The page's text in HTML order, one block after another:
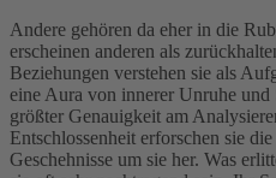
Andere gehören da eher in die
erscheinen anderen als
Beziehungen verstehen sie als
eine Aura von innerer Unruhe
größter Genauigkeit am
Entschlossenheit erforschen sie
Geschehnisse um sie her. Was